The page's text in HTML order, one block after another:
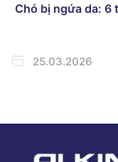
Chó bị ngứa da: 6
25.03.2026